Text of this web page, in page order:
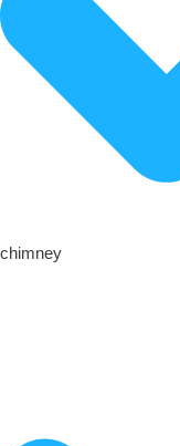
chimney